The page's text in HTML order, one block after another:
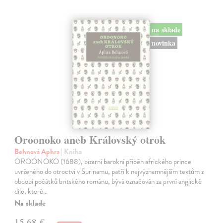
na sklade
novinka
Oroonoko aneb Královský otrok
Behnová Aphra| Kniha
OROONOKO (1688), bizarní barokní příběh afrického prince
uvrženého do otroctví v Surinamu, patří k nejvýznamnějším textům z
období počátků britského románu, bývá označován za první anglické
dílo, které…
Na sklade